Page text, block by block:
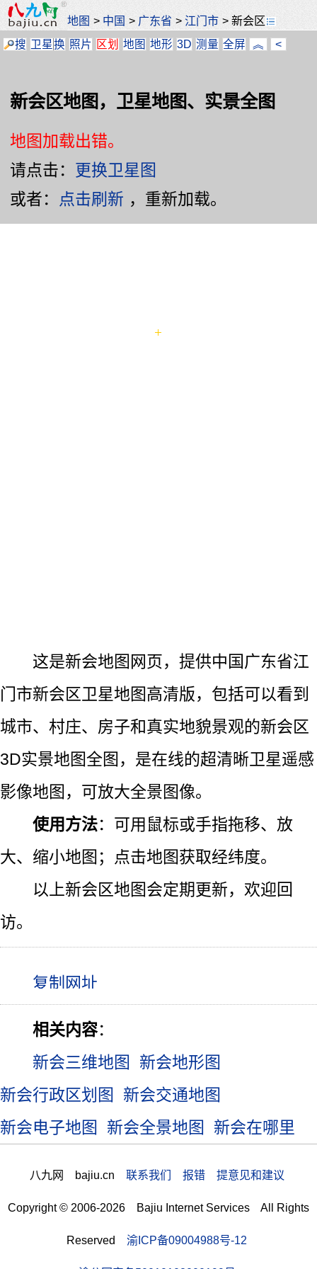
地图 > 中国 > 广东省 >江门市 >新会区
搜 卫星换 照片 区划 地图 地形 3D 测量 全屏 ︽ <
新会区地图，卫星地图、实景全图
地图加载出错。
请点击： 更换卫星图
或者：
点击刷新 ，重新加载。
这是新会地图网页，提供中国广东省江
门市新会区卫星地图高清版，包括可以看到
城市、村庄、房子和真实地貌景观的新会区
3D实景地图全图，是在线的超清晰卫星遥感
影像地图，可放大全景图像。
使用方法：可用鼠标或手指拖移、放
大、缩小地图；点击地图获取经纬度。
以上新会区地图会定期更新，欢迎回
访。
相关内容：
新会三维地图
新会地形图
新会行政区划图
新会交通地图
新会电子地图
新会全景地图 新会在哪里
八九网 bajiu.cn 联系我们 报错 提意见和建议
Copyright © 2006-2026 Bajiu Internet Services All Rights
Reserved 渝ICP备09004988号-12